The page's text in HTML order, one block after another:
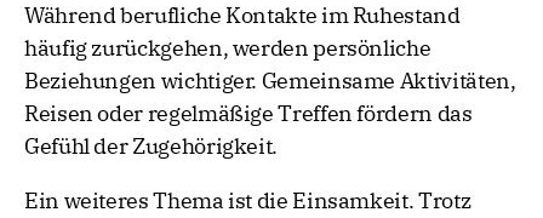
Während berufliche Kontakte im Ruhestand
häufig zurückgehen, werden persönliche
Beziehungen wichtiger. Gemeinsame Aktivitäten,
Reisen oder regelmäßige Treffen fördern das
Gefühl der Zugehörigkeit.
Ein weiteres Thema ist die Einsamkeit. Trotz